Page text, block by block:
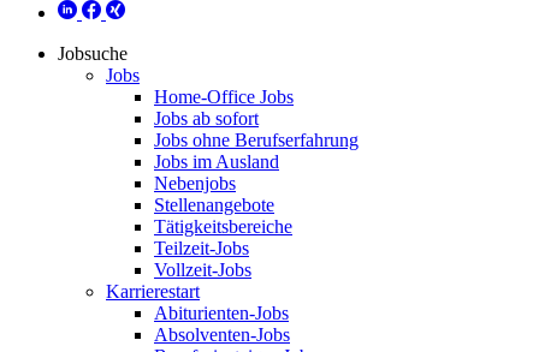
Jobsuche
Jobs
Home-Office Jobs
Jobs ab sofort
Jobs ohne Berufserfahrung
Jobs im Ausland
Nebenjobs
Stellenangebote
Tätigkeitsbereiche
Teilzeit-Jobs
Vollzeit-Jobs
Karrierestart
Abiturienten-Jobs
Absolventen-Jobs